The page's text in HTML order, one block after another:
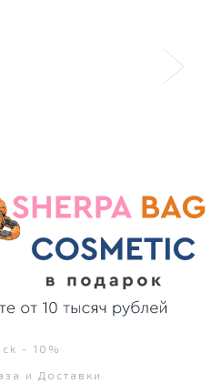
- 10%
и Доставки